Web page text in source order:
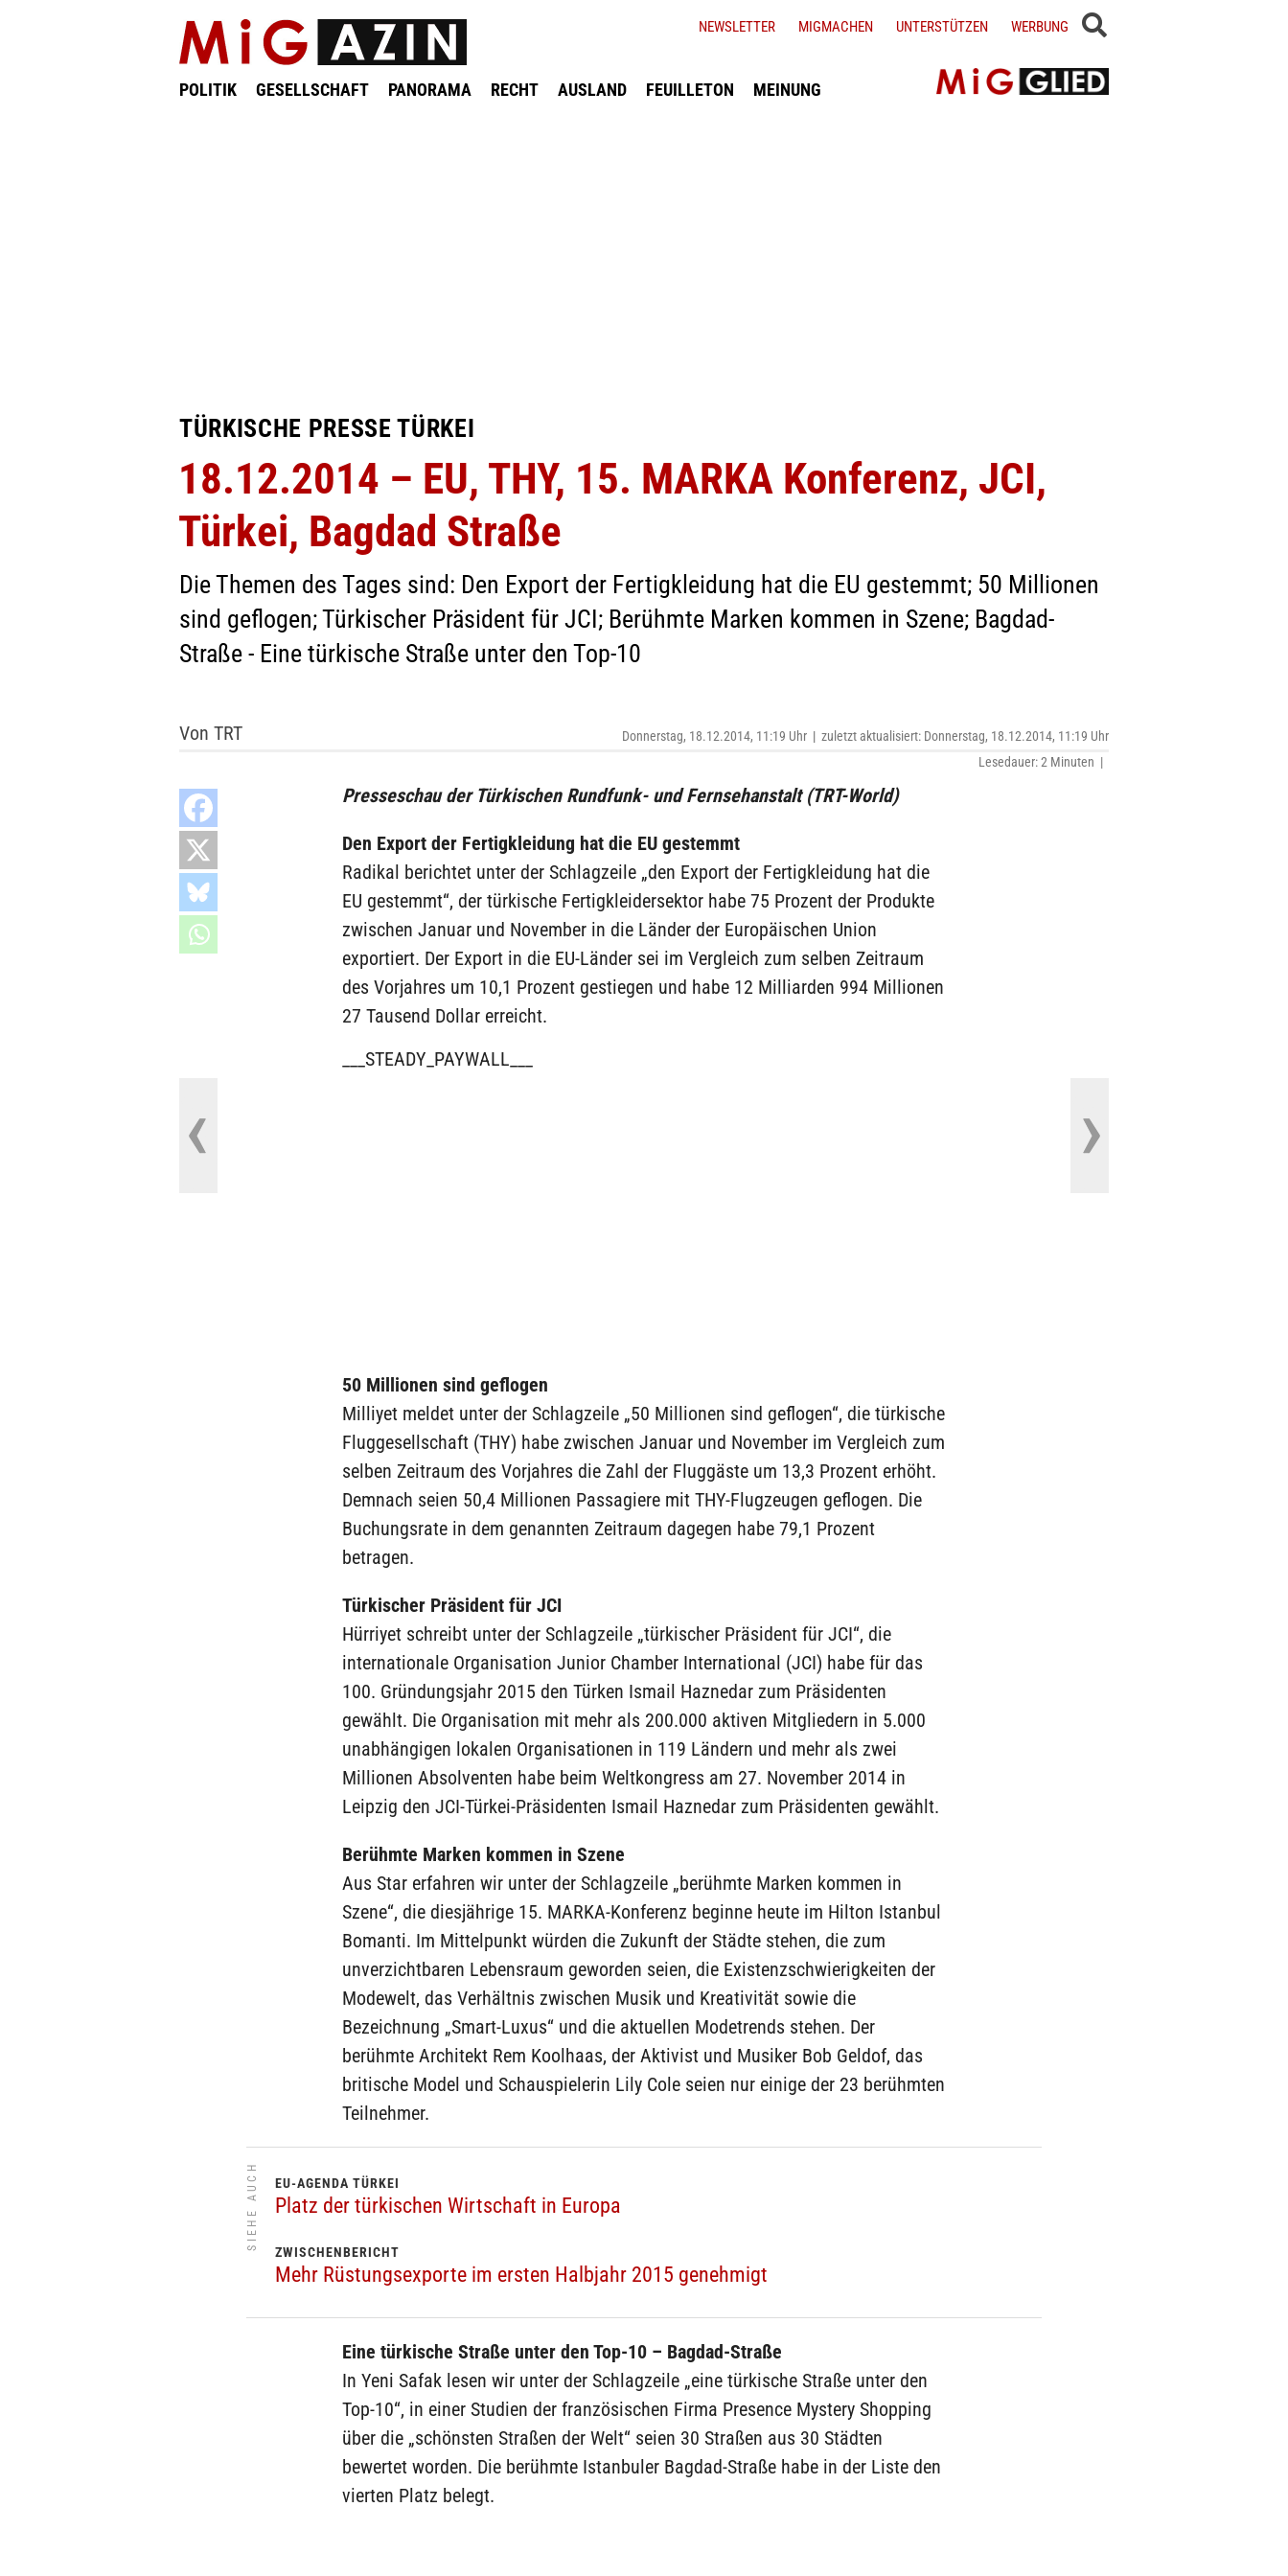
POLITIK GESELLSCHAFT PANORAMA RECHT AUSLAND FEUILLETON MEINUNG
NEWSLETTER MIGMACHEN UNTERSTÜTZEN WERBUNG
TÜRKISCHE PRESSE TÜRKEI
18.12.2014 – EU, THY, 15. MARKA Konferenz, JCI,
Türkei, Bagdad Straße
Die Themen des Tages sind: Den Export der Fertigkleidung hat die EU gestemmt; 50 Millionen
sind geflogen; Türkischer Präsident für JCI; Berühmte Marken kommen in Szene; Bagdad-
Straße - Eine türkische Straße unter den Top-10
Von TRT Donnerstag, 18.12.2014, 11:19 Uhr | zuletzt aktualisiert: Donnerstag, 18.12.2014, 11:19 Uhr
Lesedauer: 2 Minuten |
Presseschau der Türkischen Rundfunk- und Fernsehanstalt (TRT-World)
Den Export der Fertigkleidung hat die EU gestemmt
Radikal berichtet unter der Schlagzeile „den Export der Fertigkleidung hat die
EU gestemmt“, der türkische Fertigkleidersektor habe 75 Prozent der Produkte
zwischen Januar und November in die Länder der Europäischen Union
exportiert. Der Export in die EU-Länder sei im Vergleich zum selben Zeitraum
des Vorjahres um 10,1 Prozent gestiegen und habe 12 Milliarden 994 Millionen
27 Tausend Dollar erreicht.
___STEADY_PAYWALL___
50 Millionen sind geflogen
Milliyet meldet unter der Schlagzeile „50 Millionen sind geflogen“, die türkische
Fluggesellschaft (THY) habe zwischen Januar und November im Vergleich zum
selben Zeitraum des Vorjahres die Zahl der Fluggäste um 13,3 Prozent erhöht.
Demnach seien 50,4 Millionen Passagiere mit THY-Flugzeugen geflogen. Die
Buchungsrate in dem genannten Zeitraum dagegen habe 79,1 Prozent
betragen.
Türkischer Präsident für JCI
Hürriyet schreibt unter der Schlagzeile „türkischer Präsident für JCI“, die
internationale Organisation Junior Chamber International (JCI) habe für das
100. Gründungsjahr 2015 den Türken Ismail Haznedar zum Präsidenten
gewählt. Die Organisation mit mehr als 200.000 aktiven Mitgliedern in 5.000
unabhängigen lokalen Organisationen in 119 Ländern und mehr als zwei
Millionen Absolventen habe beim Weltkongress am 27. November 2014 in
Leipzig den JCI-Türkei-Präsidenten Ismail Haznedar zum Präsidenten gewählt.
Berühmte Marken kommen in Szene
Aus Star erfahren wir unter der Schlagzeile „berühmte Marken kommen in
Szene“, die diesjährige 15. MARKA-Konferenz beginne heute im Hilton Istanbul
Bomanti. Im Mittelpunkt würden die Zukunft der Städte stehen, die zum
unverzichtbaren Lebensraum geworden seien, die Existenzschwierigkeiten der
Modewelt, das Verhältnis zwischen Musik und Kreativität sowie die
Bezeichnung „Smart-Luxus“ und die aktuellen Modetrends stehen. Der
berühmte Architekt Rem Koolhaas, der Aktivist und Musiker Bob Geldof, das
britische Model und Schauspielerin Lily Cole seien nur einige der 23 berühmten
Teilnehmer.
SIEHE AUCH EU-AGENDA TÜRKEI
Platz der türkischen Wirtschaft in Europa
ZWISCHENBERICHT
Mehr Rüstungsexporte im ersten Halbjahr 2015 genehmigt
Eine türkische Straße unter den Top-10 – Bagdad-Straße
In Yeni Safak lesen wir unter der Schlagzeile „eine türkische Straße unter den
Top-10“, in einer Studien der französischen Firma Presence Mystery Shopping
über die „schönsten Straßen der Welt“ seien 30 Straßen aus 30 Städten
bewertet worden. Die berühmte Istanbuler Bagdad-Straße habe in der Liste den
vierten Platz belegt.